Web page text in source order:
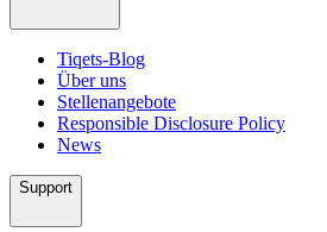
Tiqets-Blog
Über uns
Stellenangebote
Responsible Disclosure Policy
News
Support